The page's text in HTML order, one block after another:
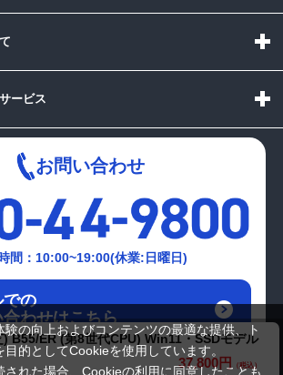
B55/ER (第8世代CPU) Win11・SSDモデル
37,800円
ービス
お問い合わせ
間：10:00~19:00(休業:日曜日)
での
合わせはこちら
験の向上およびコンテンツの最適な提供、ト
的としてCookieを使用しています。
された場合、Cookieの利用に同意したことも